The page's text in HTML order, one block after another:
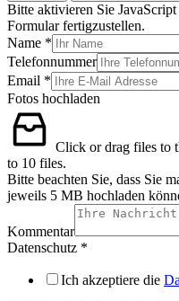
Bitte aktivieren Sie
Formular fertigzustellen.
Name *
Telefonnummer
Email *
Fotos hochladen
Click or drag files to
to 10 files.
Bitte beachten Sie, dass Sie
jeweils 5 MB hochladen
Kommentar
Datenschutz *
Ich akzeptiere die